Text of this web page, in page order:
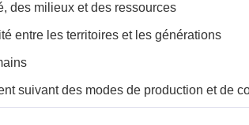
des milieux et des ressources
entre les territoires et les générations
suivant des modes de production et de